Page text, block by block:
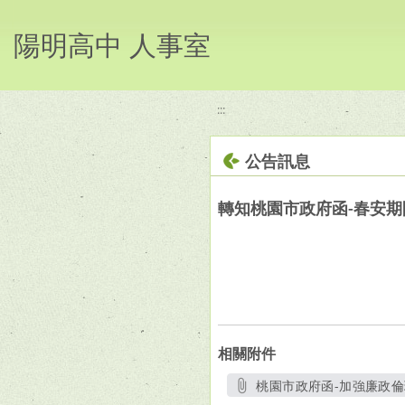
陽明高中 人事室
:::
公告訊息
轉知桃園市政府函-春安
相關附件
桃園市政府函-加強廉政